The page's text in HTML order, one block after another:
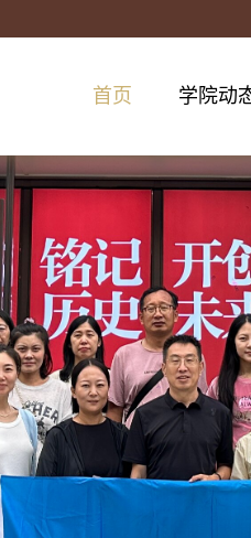
首页 学院动